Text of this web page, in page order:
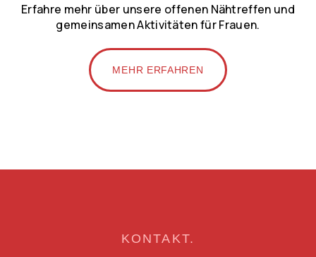
Erfahre mehr über unsere offenen Nähtreffen und
gemeinsamen Aktivitäten für Frauen.
MEHR ERFAHREN
KONTAKT.